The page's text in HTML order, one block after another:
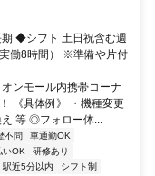
◆シフト 土日祝含む週
働8時間） ※準備や片付
ンモール内携帯コーナ
《具体例》 ・機種変更
等 ◎フォロー体...
不問
車通勤OK
いOK
研修あり
駅近5分以内
シフト制